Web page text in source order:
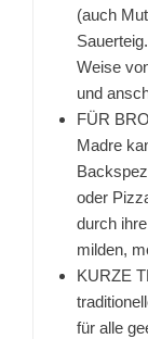
(auch
Weise
und
FÜR
Madre
oder
durch
milden,
KURZE
für alle